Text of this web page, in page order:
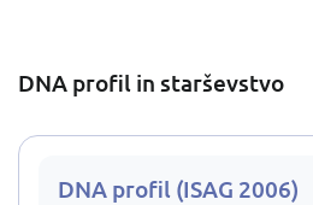
DNA profil in starševstvo
DNA profil (ISAG 2006)